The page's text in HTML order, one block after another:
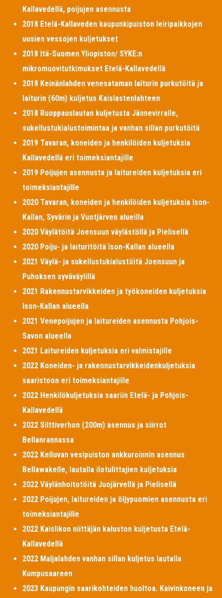
Kallavedellä, poijujen asennusta
2018 Etelä-Kallaveden kaupunkipuiston leiripaikkojen
uusien vessojen kuljetukset
2018 Itä-Suomen Yliopiston/ SYKE:n
mikromuovitutkimukset Etelä-Kallavedellä
2018 Keinänlahden venesataman laiturin purkutöitä ja
laiturin (60m) kuljetus Kaislastenlahteen
2018 Ruoppauslautan kuljetusta Jännevirralle,
sukellustukialustoimintaa ja vanhan sillan purkutöitä
2019 Tavaran, koneiden ja henkilöiden kuljetuksia
Kallavedellä eri toimeksiantajille
2019 Poijujen asennusta ja laitureiden kuljetuksia eri
toimeksiantajille
2020 Tavaran, koneiden ja henkilöiden kuljetuksia Ison-
Kallan, Syvärin ja Vuotjärven alueilla
2020 Väylätöitä Joensuun väylästöllä ja Pielisellä
2020 Poiju- ja laituritöitä Ison-Kallan alueella
2021 Väylä- ja sukellustukialustöitä Joensuun ja
Puhoksen syväväylillä
2021 Rakennustarvikkeiden ja työkoneiden kuljetuksia
Ison-Kallan alueella
2021 Venepoijujen ja laitureiden asennusta Pohjois-
Savon alueella
2021 Laitureiden kuljetuksia eri valmistajille
2022 Koneiden- ja rakennustarvikkeidenkuljetuksia
saaristoon eri toimeksiantajille
2022 Henkilökuljetuksia saariin Etelä- ja Pohjois-
Kallavedellä
2022 Silttiverhon (200m) asennus ja siirrot
Bellanrannassa
2022 Kelluvan vesipuiston ankkuroinnin asennus
Bellawakelle, lautalla ilotulittajien kuljetuksia
2022 Väylänhoitotöitä Juojärvellä ja Pielisellä
2022 Poijujen, laitureiden ja öljypuomien asennusta eri
toimeksiantajille
2022 Kaislikon niittäjän kaluston kuljetusta Etelä-
Kallavedellä
2022 Maljalahden vanhan sillan kuljetus lautalla
Kumpusaareen
2023 Kaupungin saarikohteiden huoltoa. Kaivinkoneen ja